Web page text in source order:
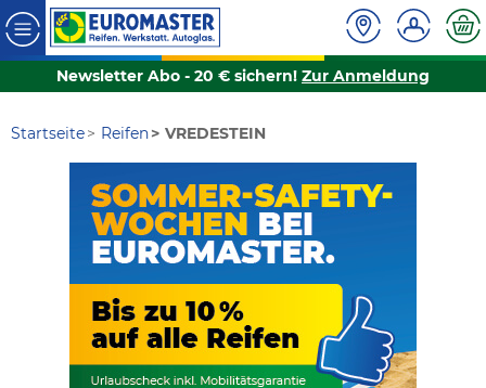
Newsletter Abo - 20 € sichern! Zur Anmeldung
Startseite Reifen VREDESTEIN